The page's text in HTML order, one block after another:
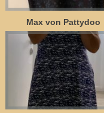
Max von Pattydoo